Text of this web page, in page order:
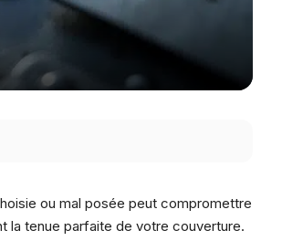
ou mal posée peut compromettre
la tenue parfaite de votre couverture.